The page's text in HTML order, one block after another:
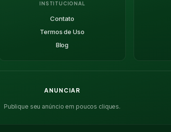
INSTITUCIONAL
Contato
Termos de Uso
Blog
ANUNCIAR
Publique seu anúncio em poucos cliques.